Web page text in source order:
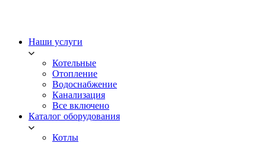
Наши услуги
Котельные
Отопление
Водоснабжение
Канализация
Все включено
Каталог оборудования
Котлы